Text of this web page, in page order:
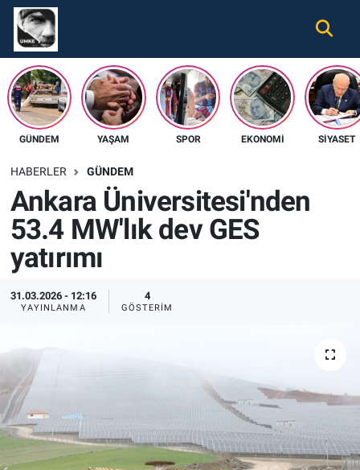
GÜNDEM YAŞAM SPOR EKONOMI SIYASET
HABERLER GÜNDEM
Ankara Üniversitesi'nden
53.4 MW'lık dev GES
yatırımı
31.03.2026 - 12:16
YAYINLANMA
4
GÖSTERIM
Gündem
Ekonomi
Spor
Tüm Haberler
İletişim
Künye
Nöbetçi Eczaneler
Hava Durumu
Namaz Vakitleri
Trafik Durumu
Süper Lig Puan Durumu ve Fikstür
Tüm Manşetler
Son Dakika Haberleri